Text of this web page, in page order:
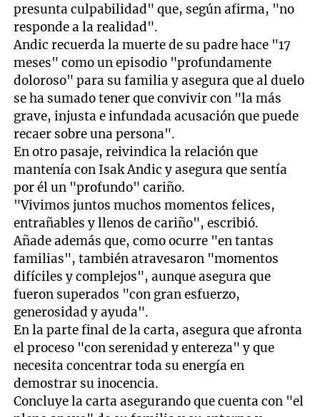
presunta culpabilidad" que, según afirma, "no
responde a la realidad".
Andic recuerda la muerte de su padre hace "17
meses" como un episodio "profundamente
doloroso" para su familia y asegura que al duelo
se ha sumado tener que convivir con "la más
grave, injusta e infundada acusación que puede
recaer sobre una persona".
En otro pasaje, reivindica la relación que
mantenía con Isak Andic y asegura que sentía
por él un "profundo" cariño.
"Vivimos juntos muchos momentos felices,
entrañables y llenos de cariño", escribió.
Añade además que, como ocurre "en tantas
familias", también atravesaron "momentos
difíciles y complejos", aunque asegura que
fueron superados "con gran esfuerzo,
generosidad y ayuda".
En la parte final de la carta, asegura que afronta
el proceso "con serenidad y entereza" y que
necesita concentrar toda su energía en
demostrar su inocencia.
Concluye la carta asegurando que cuenta con "el